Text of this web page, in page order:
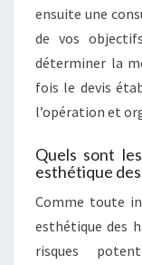
ensuite une
de vos
déterminer la
fois le devis
l’opération et
Quels sont
esthétique
Comme toute
esthétique des
risques